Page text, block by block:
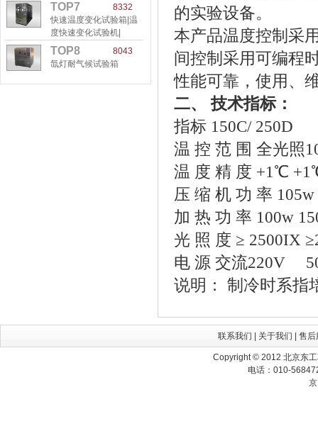
8332
TOP7
快速温度变化试验箱|温
度快速变化试验机|
8043
TOP8
氙灯耐气候试验箱
的实验设备。
本产品温度控制采
间控制采用可编程
性能可靠，使用、
二、 技术指标：
指标 150C/ 250D
温 控 范 围 全光照
温 度 精 度 +1℃
压 缩 机 功 率
加 热 功 率 100w
光 照 度 ≥ 2500IX
电 源 交流220V
说明： 制冷时系指
联系我们 关于我们 售后
Copyright © 2012 北京东
电话：010-